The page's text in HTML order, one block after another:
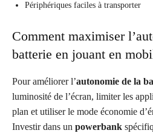
Périphériques faciles à transporter
Comment maximiser
batterie en jouant en
Pour améliorer l’autonomie de la
luminosité de l’écran, limiter les
plan et utiliser le mode économie
Investir dans un powerbank